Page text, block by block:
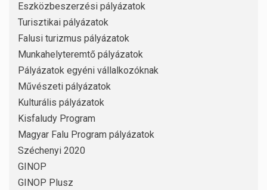
Eszközbeszerzési pályázatok
Turisztikai pályázatok
Falusi turizmus pályázatok
Munkahelyteremtő pályázatok
Pályázatok egyéni vállalkozóknak
Művészeti pályázatok
Kulturális pályázatok
Kisfaludy Program
Magyar Falu Program pályázatok
Széchenyi 2020
GINOP
GINOP Plusz